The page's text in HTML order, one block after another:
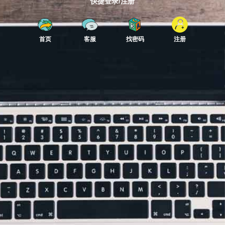
首页 客服 找密码 注册